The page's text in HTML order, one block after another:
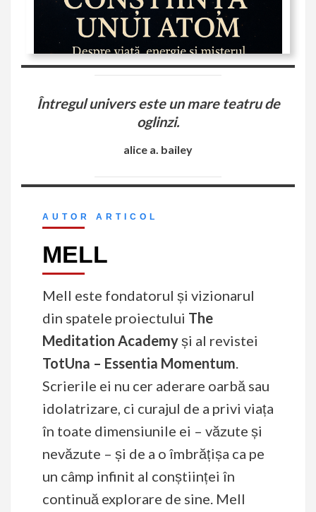
Întregul univers este un mare teatru de
oglinzi.
alice a. bailey
AUTOR ARTICOL
MELL
Mell este fondatorul și vizionarul
din spatele proiectului The
Meditation Academyși al revistei
TotUna – Essentia Momentum.
Scrierile ei nu cer aderare oarbă sau
idolatrizare, ci curajul de a privi viața
în toate dimensiunile ei – văzute și
nevăzute – și de a o îmbrățișa ca pe
un câmp infinit al conștiinței în
continuă explorare de sine. Mell